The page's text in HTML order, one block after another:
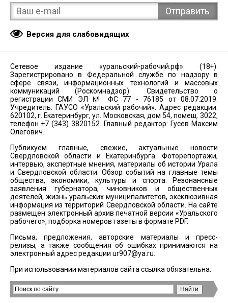
Версия для слабовидящих
Сетевое издание «уральский-рабочий.рф» (18+).
Зарегистрировано в Федеральной службе по надзору в
сфере связи, информационных технологий и массовых
коммуникаций (Роскомнадзор). Свидетельство о
регистрации СМИ ЭЛ № ФС 77 - 76185 от 08.07.2019.
Учредитель: ГАУСО «Уральский рабочий». Адрес редакции:
620102, г. Екатеринбург, ул. Московская, дом 54, помещ. 3022,
телефон +7 (343) 3820152. Главный редактор: Гусев Максим
Олегович.
Публикуем главные, свежие, актуальные новости
Свердловской области и Екатеринбурга. Фоторепортажи,
интервью, экспертные мнения, материалы об истории Урала
и Свердловской области. Обзор событий на главные темы
общества, экономики, культуры и спорта. Резонансные
заявления губернатора, чиновников и общественных
деятелей, жизнь уральских муниципалитетов, эксклюзивная
информация из территорий Свердловской области. На сайте
размещен электронный архив печатной версии «Уральского
рабочего», подборка номеров газеты в формате PDF.
Письма, предложения, авторские материалы и пресс-
релизы, а также сообщения об ошибках принимаются на
электронный адрес редакции ur907@ya.ru
При использовании материалов сайта ссылка обязательна.